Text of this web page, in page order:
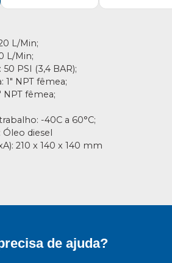
L/Min;
L/Min;
PSI (3,4 BAR);
1″ NPT fêmea;
NPT fêmea;
-40C a 60°C;
diesel
210 x 140 x 140 mm
de ajuda?